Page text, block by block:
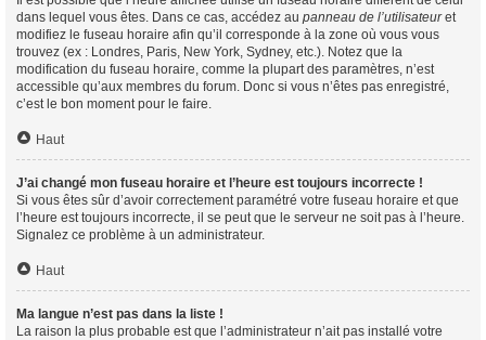
dans lequel vous êtes. Dans ce cas, accédez au panneau de l’utilisateuret
modifiez le fuseau horaire afin qu’il corresponde à la zone où vous vous
trouvez (ex : Londres, Paris, New York, Sydney, etc.). Notez que la
modification du fuseau horaire, comme la plupart des paramètres, n’est
accessible qu’aux membres du forum. Donc si vous n’êtes pas enregistré,
c’est le bon moment pour le faire.
Haut
J’ai changé mon fuseau horaire et l’heure est toujours incorrecte !
Si vous êtes sûr d’avoir correctement paramétré votre fuseau horaire et que
l’heure est toujours incorrecte, il se peut que le serveur ne soit pas à l’heure.
Signalez ce problème à un administrateur.
Haut
Ma langue n’est pas dans la liste !
La raison la plus probable est que l’administrateur n’ait pas installé votre